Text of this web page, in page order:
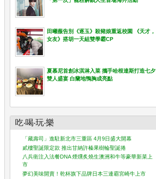
田曦薇告別《逐玉》殺豬娘重返校園 《天才，
女友》搭胡一天組雙學霸CP
夏慕尼首創冰淇淋入菜 攜手哈根達斯打造七夕
雙人盛宴 白蘭地鴨胸成亮點
吃‧喝‧玩‧樂
「藏壽司」進駐新北市三重區 4月9日盛大開幕
貳樓聖誕限定款 推出甘納許榛果樹輪聖誕捲
八兵衛注入法餐DNA 煙燻炙燒生澳洲和牛等豪華新菜上
市
夢幻美味開賣！乾杯旗下品牌日本三連霸宮崎牛上市